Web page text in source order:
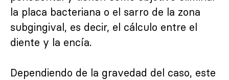
la placa bacteriana o el sarro de la zona
subgingival, es decir, el cálculo entre el
diente y la encía.
Dependiendo de la gravedad del caso, este